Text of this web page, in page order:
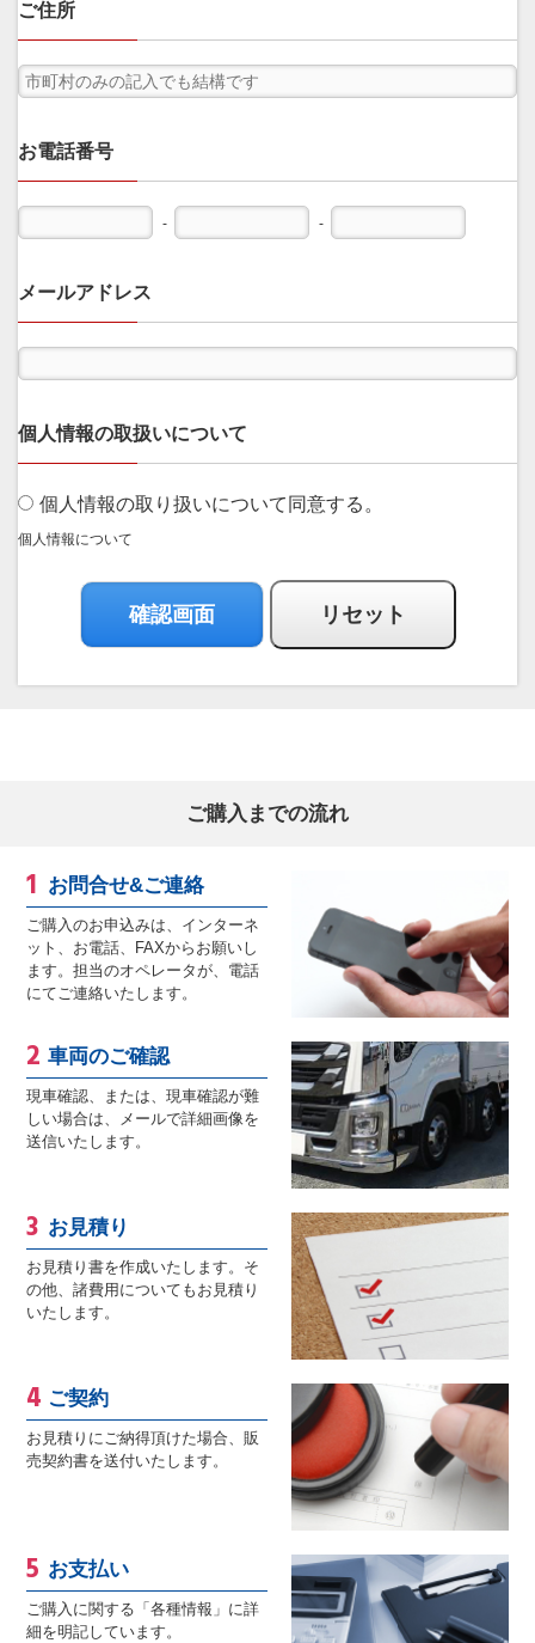
ご住所
お電話番号
- -
メールアドレス
個人情報の取扱いについて
個人情報の取り扱いについて同意する。
個人情報について
ご購入までの流れ
お問合せ&ご連絡
ご購入のお申込みは、インターネ
ット、お電話、FAXからお願いし
ます。担当のオペレータが、電話
にてご連絡いたします。
車両のご確認
現車確認、または、現車確認が難
しい場合は、メールで詳細画像を
送信いたします。
お見積り
お見積り書を作成いたします。そ
の他、諸費用についてもお見積り
いたします。
ご契約
お見積りにご納得頂けた場合、販
売契約書を送付いたします。
お支払い
ご購入に関する「各種情報」に詳
細を明記しています。